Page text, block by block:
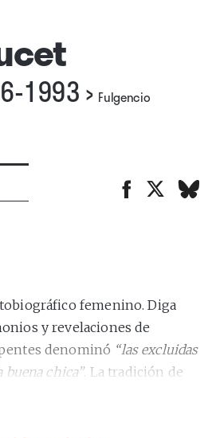
1993› Fulgencio
femenino. Diga
y revelaciones de
denominó “las excluidas
buena chica”. La tradición de